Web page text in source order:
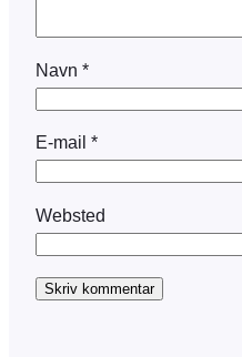
Navn *
E-mail *
Websted